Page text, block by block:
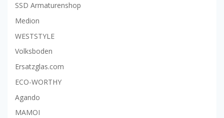
SSD Armaturenshop
Medion
WESTSTYLE
Volksboden
Ersatzglas.com
ECO-WORTHY
Agando
MAMOI